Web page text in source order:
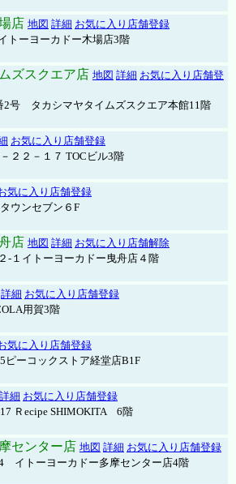
店 地図 詳細 お気に入り店舗登録
トーヨーカドー木場店3階
ズスクエア店 地図 詳細 お気に入り店舗登
2号 タカシマヤタイムズスクエア本館11階
お気に入り店舗登録
２２－１７ TOCビル3階
気に入り店舗登録
ウンセブン６F
店 地図 詳細 お気に入り店舗解除
-１イトーヨーカドー曳舟店４階
詳細 お気に入り店舗登録
用賀3階
気に入り店舗登録
ピーコックストア経堂店B1F
詳細 お気に入り店舗登録
Ｒecipe SHIMOKITA 6階
センター店 地図 詳細 お気に入り店舗登録
イトーヨーカドー多摩センター店4階